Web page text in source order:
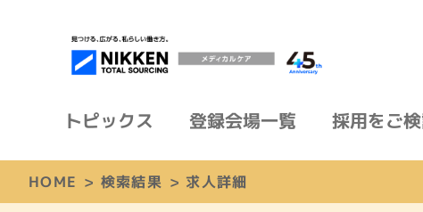
トピックス 登録会場一覧 採用をご
HOME > 検索結果 > 求人詳細